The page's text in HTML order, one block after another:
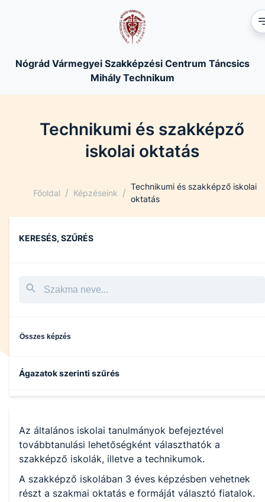
Nógrád Vármegyei Szakképzési Centrum Táncsics
Mihály Technikum
Technikumi és szakképző
iskolai oktatás
Főoldal / Képzéseink /
Technikumi és szakképző iskolai
oktatás
KERESÉS, SZŰRÉS
Összes képzés
Ágazatok szerinti szűrés
Oktatás
Gazdálkodás és menedzsment
Az általános iskolai tanulmányok befejeztével
továbbtanulási lehetőségként választhatók a
szakképző iskolák, illetve a technikumok.
A szakképző iskolában 3 éves képzésben vehetnek
részt a szakmai oktatás e formáját választó fiatalok.